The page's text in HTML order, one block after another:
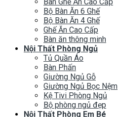
Bộ Bàn Ăn 6 Ghế
Bộ Bàn Ăn 4 Ghế
Ghế Ăn Cao Cấp
Bàn ăn thông minh
Nội Thất Phòng Ngủ
Tủ Quần Áo
Bàn Phấn
Giường Ngủ Gỗ
Giường Ngủ Bọc Nệm
Kệ Tivi Phòng Ngủ
Bộ phòng ngủ đẹp
Nội Thất Phòng Em Bé